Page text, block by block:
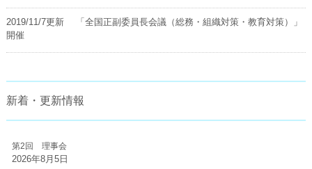
2019/11/7更新
「全国正副委員長会議（総務・組織対策・教育対策）」
開催
新着・更新情報
第2回 理事会
2026年8月5日